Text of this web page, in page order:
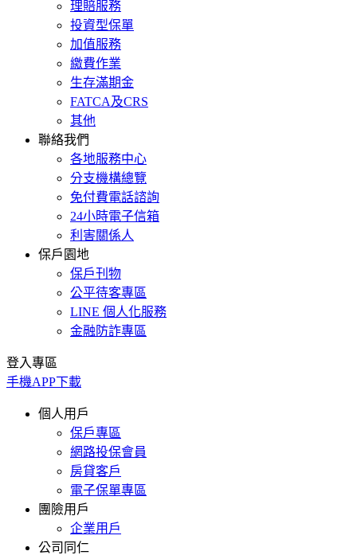
理賠服務
投資型保單
加值服務
繳費作業
生存滿期金
FATCA及CRS
其他
聯絡我們
各地服務中心
分支機構總覽
免付費電話諮詢
24小時電子信箱
利害關係人
保戶園地
保戶刊物
公平待客專區
LINE 個人化服務
金融防詐專區
登入專區
手機APP下載
個人用戶
保戶專區
網路投保會員
房貸客戶
電子保單專區
團險用戶
企業用戶
公司同仁